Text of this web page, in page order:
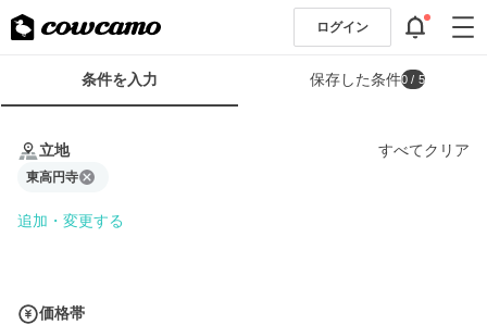
ログイン
条
条件を入力 保存した条件0 / 5
立地 すべてクリア
東高円寺
追加・変更する
価格帯